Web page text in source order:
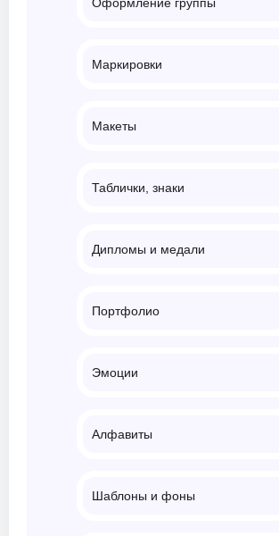
Маркировки
Макеты
Таблички, знаки
Дипломы и медали
Портфолио
Эмоции
Алфавиты
Шаблоны и фоны